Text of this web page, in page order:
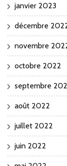
janvier 2023
décembre
novembre
octobre 2022
septembre
août 2022
juillet 2022
juin 2022